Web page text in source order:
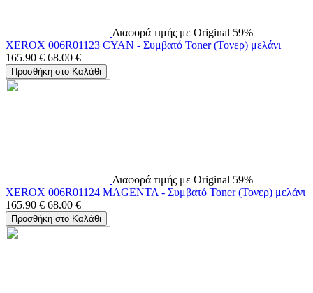
Διαφορά τιμής με Original 59%
XEROX 006R01123 CYAN - Συμβατό Toner (Τονερ) μελάνι
165.90 € 68.00 €
Προσθήκη στο Καλάθι
Διαφορά τιμής με Original 59%
XEROX 006R01124 MAGENTA - Συμβατό Toner (Τονερ) μελάνι
165.90 € 68.00 €
Προσθήκη στο Καλάθι